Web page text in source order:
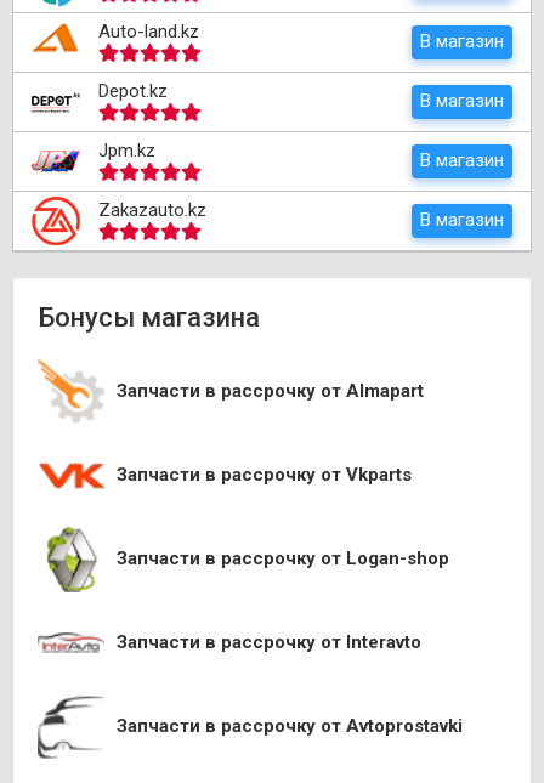
Auto-land.kz В магазин
Depot.kz В магазин
Jpm.kz В магазин
Zakazauto.kz В магазин
Бонусы магазина
Запчасти в рассрочку от Almapart
Запчасти в рассрочку от Vkparts
Запчасти в рассрочку от Logan-shop
Запчасти в рассрочку от Interavto
Запчасти в рассрочку от Avtoprostavki